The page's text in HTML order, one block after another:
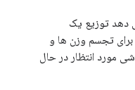
دهد توزیع یک
برای تجسم وزن ها و
مورد انتظار در حال